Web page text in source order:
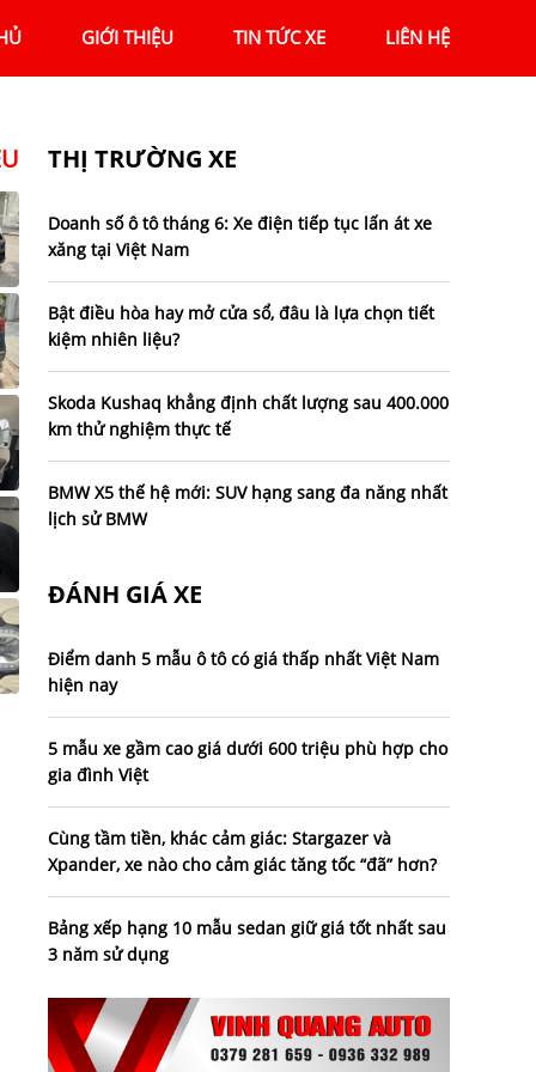
GIỚI THIỆU TIN TỨC XE LIÊN HỆ
THỊ TRƯỜNG XE
Doanh số ô tô tháng 6: Xe điện tiếp tục lấn át xe
xăng tại Việt Nam
Bật điều hòa hay mở cửa sổ, đâu là lựa chọn tiết
kiệm nhiên liệu?
Skoda Kushaq khẳng định chất lượng sau 400.000
km thử nghiệm thực tế
BMW X5 thế hệ mới: SUV hạng sang đa năng nhất
lịch sử BMW
ĐÁNH GIÁ XE
Điểm danh 5 mẫu ô tô có giá thấp nhất Việt Nam
hiện nay
5 mẫu xe gầm cao giá dưới 600 triệu phù hợp cho
gia đình Việt
Cùng tầm tiền, khác cảm giác: Stargazer và
Xpander, xe nào cho cảm giác tăng tốc “đã” hơn?
Bảng xếp hạng 10 mẫu sedan giữ giá tốt nhất sau
3 năm sử dụng